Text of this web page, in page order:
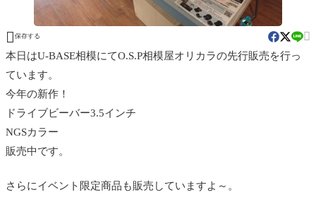
 保存する 
本日はU-BASE相模にてO.S.P相模屋オリカラの先行販売を行っ
ています。
今年の新作！
ドライブビーバー3.5インチ
NGSカラー
販売中です。
さらにイベント限定商品も販売していますよ～。